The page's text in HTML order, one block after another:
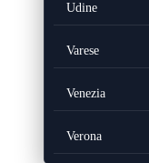
Udine
Varese
Venezia
Verona